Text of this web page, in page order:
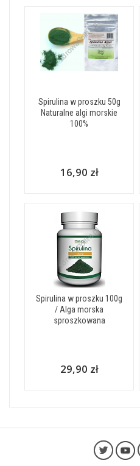
Spirulina w proszku 50g
Naturalne algi morskie
100%
16,90 zł
Spirulina w proszku 100g
/ Alga morska
sproszkowana
29,90 zł